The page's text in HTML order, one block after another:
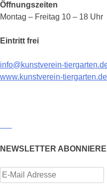
Öffnungszeiten
Montag – Freitag 10 – 18 Uhr
Eintritt frei
info@kunstverein-
www.kunstverein-tiergarten.de
NEWSLETTER